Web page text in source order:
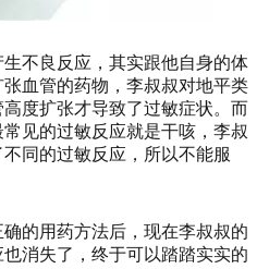
不良反应，其实跟他自身的体
血管的药物，李叔叔对地平类
度扩张才导致了过敏症状。而
见的过敏反应就是干咳，李叔
同的过敏反应，所以不能服
的用药方法后，现在李叔叔的
消失了，终于可以踏踏实实的